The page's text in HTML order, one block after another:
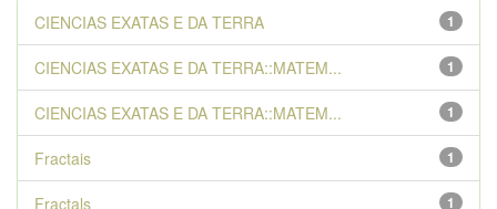
1
CIENCIAS EXATAS E DA TERRA
1
CIENCIAS EXATAS E DA TERRA::MATEM...
1
CIENCIAS EXATAS E DA TERRA::MATEM...
1
Fractais
1
Fractals